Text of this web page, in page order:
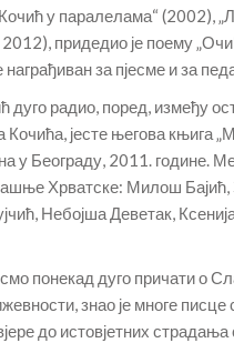
у паралелама“ (2002),
придедио је поему
за пјесме и за
дуго радио, поред, између
јесте његова књига
у Београду, 2011. године.
Хрватске: Милош
Небојша Деветак,
понекад дуго причати о
знао је многе
до истовјетних